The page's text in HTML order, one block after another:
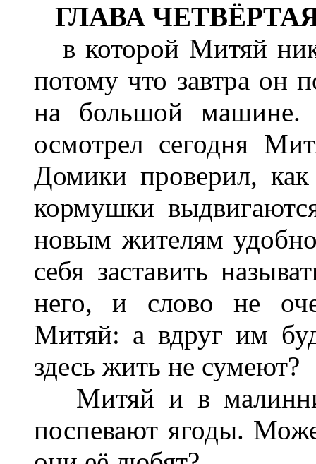
ГЛАВА
в которой Митяй
потому что завтра он
на большой машине.
осмотрел сегодня
Домики проверил,
кормушки
новым жителям
себя заставить
него, и слово не
Митяй: а вдруг им
здесь жить не сумеют?
Митяй и в
поспевают ягоды.